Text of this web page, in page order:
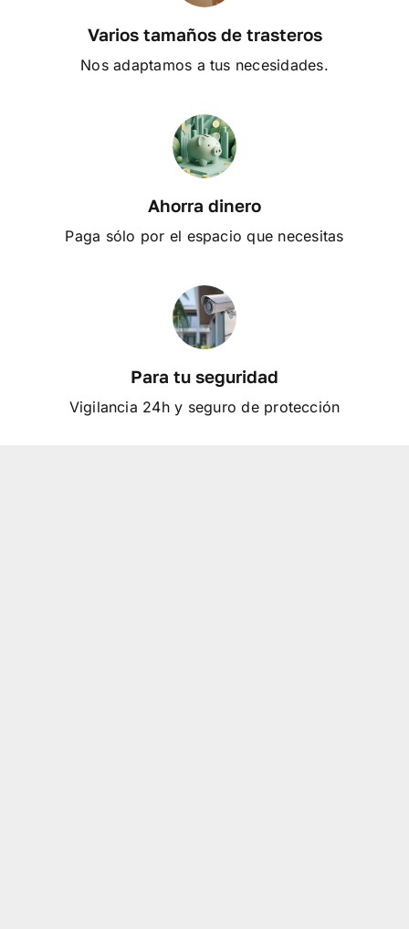
Mi cuenta
Carrito
Varios tamaños de trasteros
Nos adaptamos a tus necesidades.
Ahorra dinero
Paga sólo por el espacio que necesitas
Para tu seguridad
Vigilancia 24h y seguro de protección